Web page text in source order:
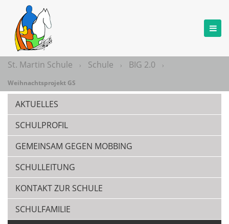
St. Martin Schule › Schule › BIG 2.0
›
Weihnachtsprojekt GS
AKTUELLES
SCHULPROFIL
GEMEINSAM GEGEN MOBBING
SCHULLEITUNG
KONTAKT ZUR SCHULE
SCHULFAMILIE